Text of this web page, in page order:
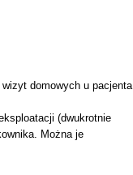
domowych u pacjenta.
(dwukrotnie
Można je